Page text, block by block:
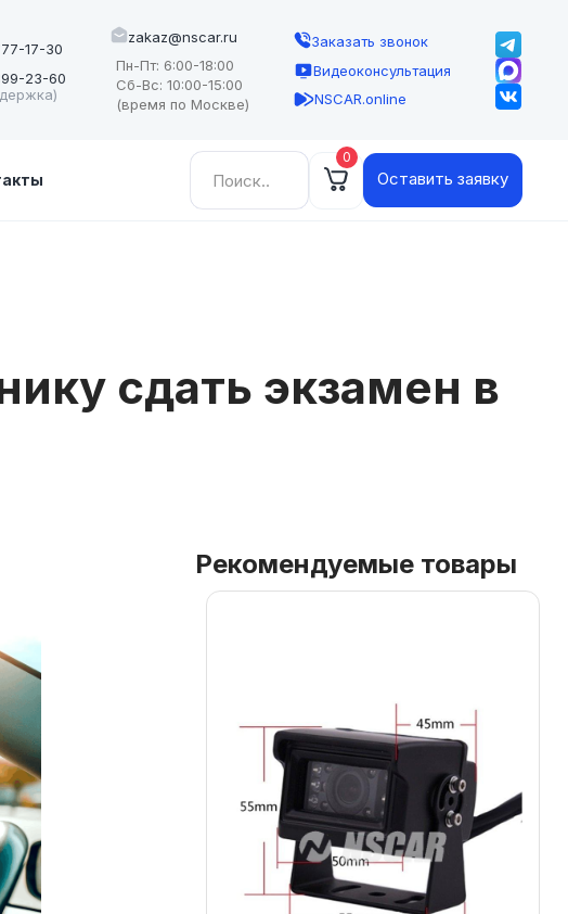
17-30
23-60
zakaz@nscar.ru
Пн-Пт: 6:00-18:00
Сб-Вс: 10:00-15:00
(время по Москве)
Заказать звонок
Видеоконсультация
NSCAR.online
Найти: 0
Оставить заявку
сдать экзамен в
Рекомендуемые товары